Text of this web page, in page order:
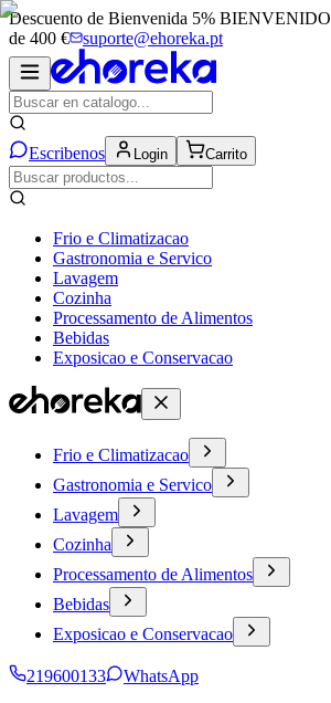
Descuento de Bienvenida 5% BIENVENIDO
de 400 €
suporte@ehoreka.pt
Escribenos Login Carrito
Frio e Climatizacao
Gastronomia e Servico
Lavagem
Cozinha
Processamento de Alimentos
Bebidas
Exposicao e Conservacao
Frio e Climatizacao
Gastronomia e Servico
Lavagem
Cozinha
Processamento de Alimentos
Bebidas
Exposicao e Conservacao
219600133
WhatsApp